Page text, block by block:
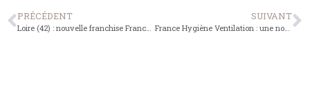
PRÉCÉDENT SUIVANT
France Hygiène Ventilation : une nouvelle agence à Brest (29)